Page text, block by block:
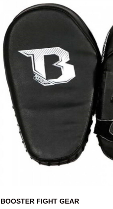
BOOSTER FIGHT GEAR